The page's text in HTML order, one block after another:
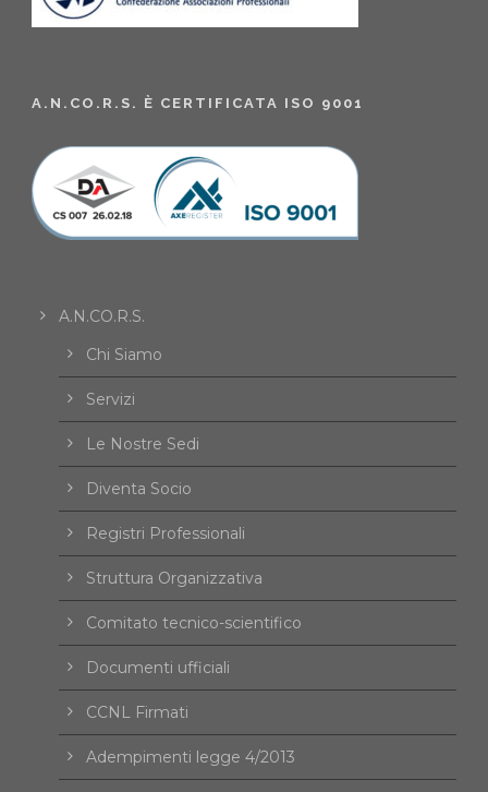
A.N.CO.R.S. È CERTIFICATA ISO 9001
A.N.CO.R.S.
Chi Siamo
Servizi
Le Nostre Sedi
Diventa Socio
Registri Professionali
Struttura Organizzativa
Comitato tecnico-scientifico
Documenti ufficiali
CCNL Firmati
Adempimenti legge 4/2013